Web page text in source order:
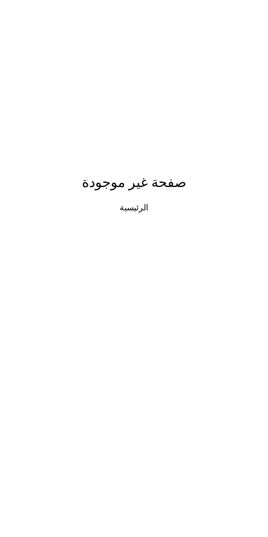
صفحة غير موجودة
الرئيسية